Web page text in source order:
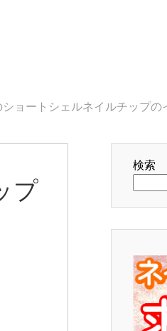
ショートシェルネイルチップの
プ
検索